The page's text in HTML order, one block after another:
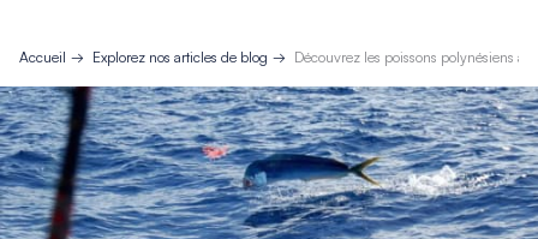
Accueil Explorez nos articles de blog Découvrez les poissons polynésiens